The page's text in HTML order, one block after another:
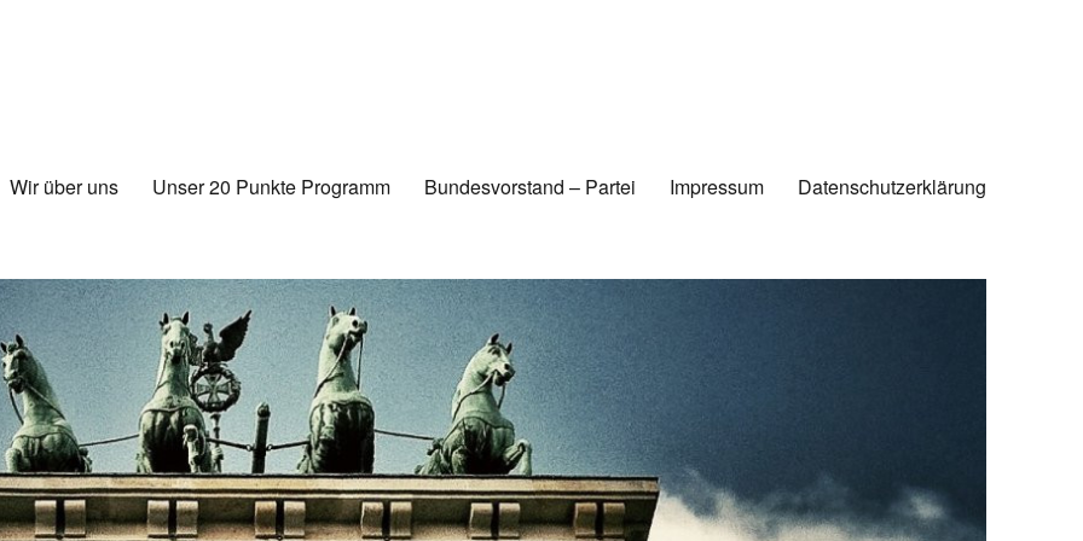
Wir über uns Unser 20 Punkte Programm Bundesvorstand – Partei Impressum Datenschutzerklärung